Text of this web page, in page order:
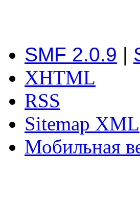
SMF 2.0.9 |
XHTML
RSS
Sitemap XML
Мобильная